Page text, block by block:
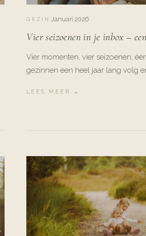
GEZIN Januari 2026
Vier seizoenen in je inbox –
Vier momenten, vier seizoenen,
gezinnen een heel jaar lang volg
LEES MEER →